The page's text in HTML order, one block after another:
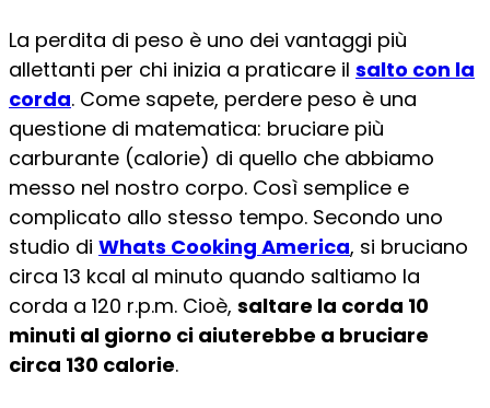
La perdita di peso è uno dei vantaggi più
allettanti per chi inizia a praticare il salto con la
corda. Come sapete, perdere peso è una
questione di matematica: bruciare più
carburante (calorie) di quello che abbiamo
messo nel nostro corpo. Così semplice e
complicato allo stesso tempo. Secondo uno
studio di Whats Cooking America, si bruciano
circa 13 kcal al minuto quando saltiamo la
corda a 120 r.p.m. Cioè, saltare la corda 10
minuti al giorno ci aiuterebbe a bruciare
circa 130 calorie.